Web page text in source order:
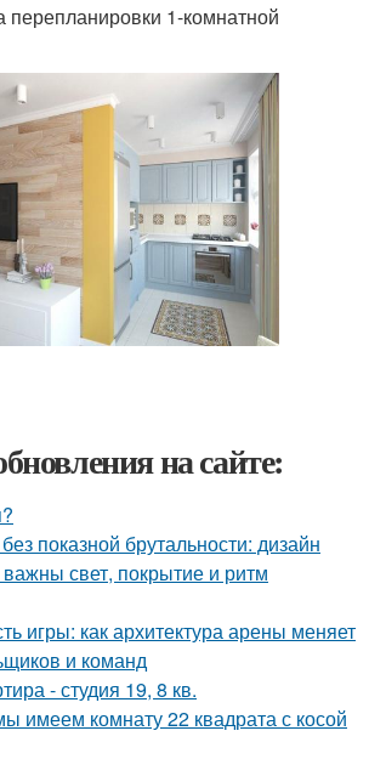
перепланировки 1-комнатной
на сайте:
показной брутальности: дизайн
важны свет, покрытие и ритм
игры: как архитектура арены меняет
и команд
- студия 19, 8 кв.
имеем комнату 22 квадрата с косой